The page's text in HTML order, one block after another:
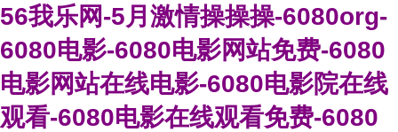
56我乐网-5月激情操操操-6080org-
6080电影-6080电影网站免费-6080
电影网站在线电影-6080电影院在线
观看-6080电影在线观看免费-6080